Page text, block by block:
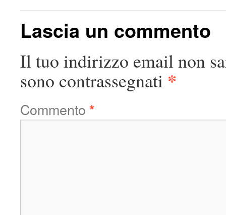
Lascia un commento
Il tuo indirizzo email non
sono contrassegnati *
Commento *